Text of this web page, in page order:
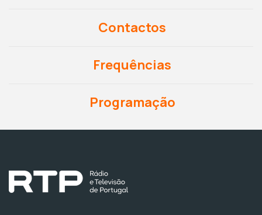
Contactos
Frequências
Programação